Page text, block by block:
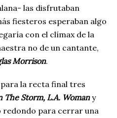
las disfrutaban
fiesteros esperaban algo
con el clímax de la
no de un cantante,
Morrison.
la recta final tres
The Storm, L.A. Womany
redondo para cerrar una